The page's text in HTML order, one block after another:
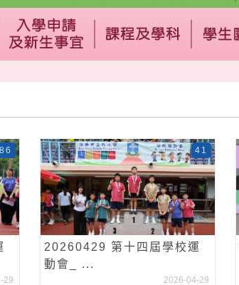
86
29
20260429 第十四屆學校運
動會_ ...
41
2026-04-29